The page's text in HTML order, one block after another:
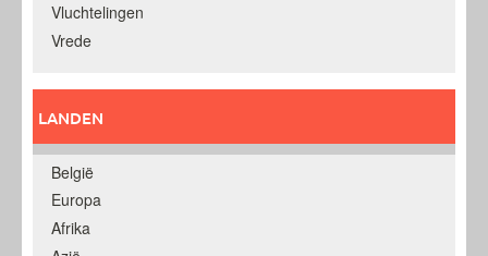
Vluchtelingen
Vrede
LANDEN
België
Europa
Afrika